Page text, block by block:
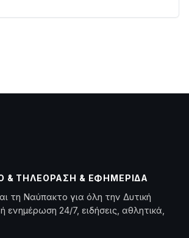
& ΤΗΛΕΌΡΑΣΗ & ΕΦΗΜΕΡΊΔΑ
τη Ναύπακτο για όλη την Δυτική
24/7, ειδήσεις, αθλητικά,